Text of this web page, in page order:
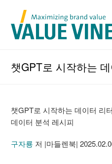
챗GPT로 시작하는
챗GPT로 시작하는 데이터 리
데이터 분석 레시피
구자룡 저 |마들렌북|